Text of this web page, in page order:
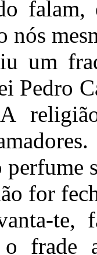
nós
um
Pedro
for
te,
o frade